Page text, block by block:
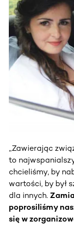
„Zawierając
to
chcieliśmy, by
wartości, by był
dla innych.
poprosiliśmy
się w